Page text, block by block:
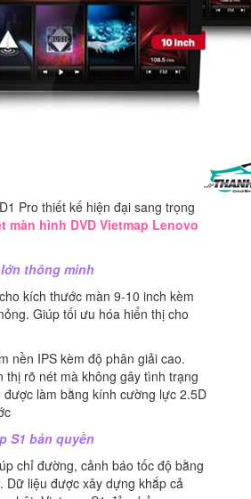
Pro thiết kế hiện đại sang trọng
màn hình DVD Vietmap Lenovo
thông minh
cho kích thước màn 9-10 inch kèm
Giúp tối ưu hóa hiển thị cho
nền IPS kèm độ phân giải cao.
thị rõ nét mà không gây tình trạng
làm bằng kính cường lực 2.5D
S1 bản quyền
chỉ đường, cảnh báo tốc độ bằng
Dữ liệu được xây dựng khắp cả